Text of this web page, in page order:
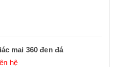
mai 360 đen đá
hệ